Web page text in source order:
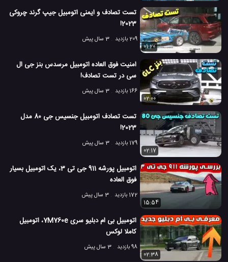
تست تصادف و ایمنی اتومبیل جیپ گرند چروکی
2023!
209 بازدید
3 سال پیش
01:20
امنیت فوق العاده اتومبیل مرسدس بنز جی ال
سی در تست تصادف!
166 بازدید
3 سال پیش
02:00
تست تصادف اتومبیل جنسیس جی 80 مدل
2023!
179 بازدید
3 سال پیش
02:17
اتومبیل پورشه 911 جی تی 3، یک اتومبیل بسیار
فوق العاده
172 بازدید
3 سال پیش
15:54
اتومبیل بی ام دبلیو سری 7M760e، اتومبیل
کاملا لوکس
98 بازدید
3 سال پیش
02:38